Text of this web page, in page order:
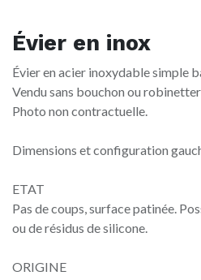
Évier en inox
Évier en acier inoxydable simple
Vendu sans bouchon ou
Photo non contractuelle.
Dimensions et configuration
ETAT
Pas de coups, surface patinée.
ou de résidus de silicone.
ORIGINE